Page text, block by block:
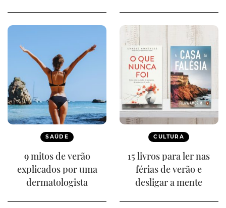
SAÚDE
9 mitos de verão
explicados por uma
dermatologista
CULTURA
15 livros para ler nas
férias de verão e
desligar a mente